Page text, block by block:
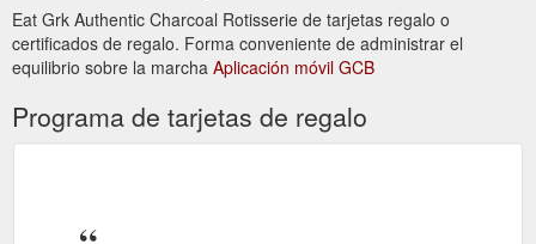
Eat Grk Authentic Charcoal Rotisserie de tarjetas regalo o
certificados de regalo. Forma conveniente de administrar el
equilibrio sobre la marcha Aplicación móvil GCB
Programa de tarjetas de regalo